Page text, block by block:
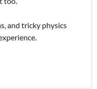
and tricky physics